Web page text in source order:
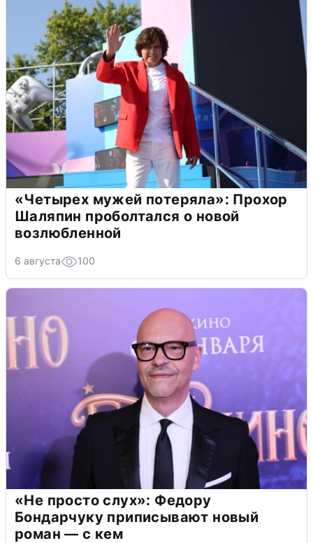
«Четырех мужей потеряла»: Прохор
Шаляпин проболтался о новой
возлюбленной
6 августа 100
«Не просто слух»: Федору
Бондарчуку приписывают новый
роман — с кем